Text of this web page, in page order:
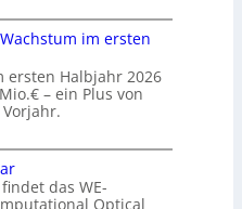
im ersten
ersten Halbjahr 2026
– ein Plus von
das WE-
Optical